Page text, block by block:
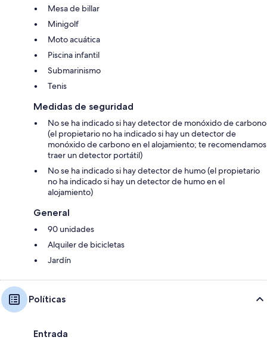
Mesa de billar
Minigolf
Moto acuática
Piscina infantil
Submarinismo
Tenis
Medidas de seguridad
No se ha indicado si hay detector de monóxido de carbono
(el propietario no ha indicado si hay un detector de
monóxido de carbono en el alojamiento; te recomendamos
traer un detector portátil)
No se ha indicado si hay detector de humo (el propietario
no ha indicado si hay un detector de humo en el
alojamiento)
General
90 unidades
Alquiler de bicicletas
Jardín
Políticas
Entrada